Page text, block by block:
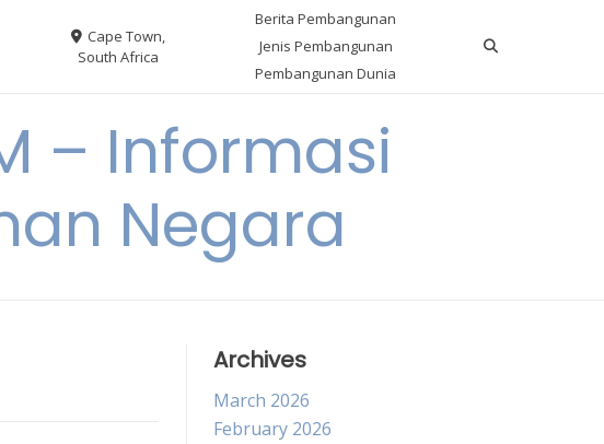
Cape Town,
South Africa
Berita Pembangunan
Jenis Pembangunan
Pembangunan Dunia
– Informasi
Negara
Archives
March 2026
February 2026